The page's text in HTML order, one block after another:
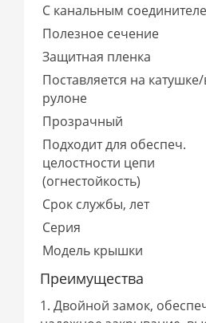
С канальным
Полезное сечение
Защитная пленка
Поставляется на
рулоне
Прозрачный
Подходит для обеспеч.
целостности цепи
(огнестойкость)
Срок службы, лет
Серия
Модель крышки
Преимущества
1. Двойной замок,